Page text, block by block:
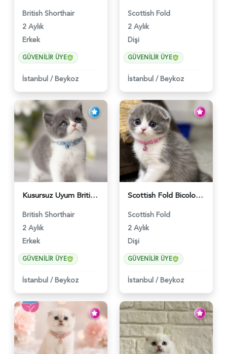
British Shorthair
2 Aylık
Erkek
GÜVENILIR ÜYE
İstanbul / Beykoz
Scottish Fold
2 Aylık
Dişi
GÜVENILIR ÜYE
İstanbul / Beykoz
Kusursuz Uyum British Shorthair Bi Color Erkek - 6011
British Shorthair
2 Aylık
Erkek
GÜVENILIR ÜYE
İstanbul / Beykoz
Scottish Fold Bicolor Lilac Dişi - 6014
Scottish Fold
2 Aylık
Dişi
GÜVENILIR ÜYE
İstanbul / Beykoz